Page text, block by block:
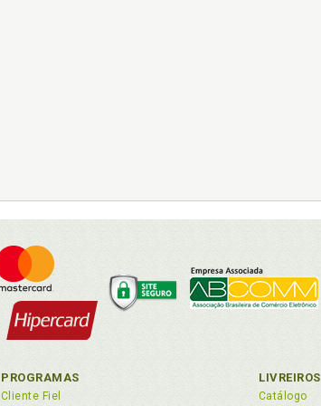
PROGRAMAS
Cliente Fiel
LIVREIROS
Catálogo